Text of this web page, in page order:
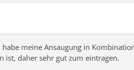
meine Ansaugung in
ist, daher sehr gut zum eintragen.